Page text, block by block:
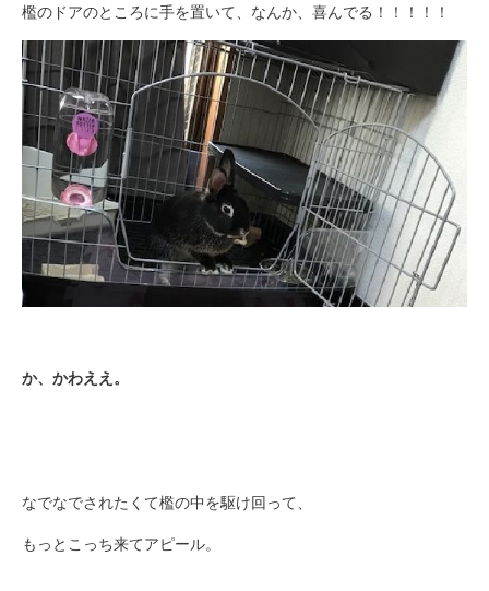
檻のドアのところに手を置いて、なんか、喜んでる！！！！！
か、かわええ。
なでなでされたくて檻の中を駆け回って、
もっとこっち来てアピール。